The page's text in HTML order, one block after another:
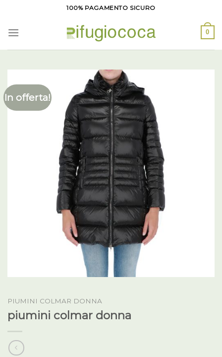
contenuti
100% PAGAMENTO SICURO
0
In offerta!
PIUMINI COLMAR DONNA
piumini colmar donna